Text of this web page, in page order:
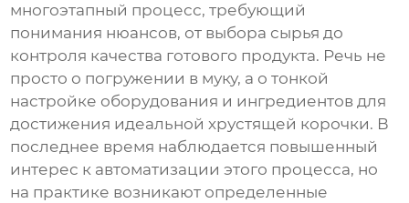
многоэтапный процесс, требующий
понимания нюансов, от выбора сырья до
контроля качества готового продукта. Речь не
просто о погружении в муку, а о тонкой
настройке оборудования и ингредиентов для
достижения идеальной хрустящей корочки. В
последнее время наблюдается повышенный
интерес к автоматизации этого процесса, но
на практике возникают определенные